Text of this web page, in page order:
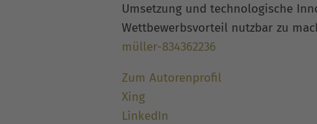
Umsetzung und technologische
Wettbewerbsvorteil nutzbar zu
müller-834362236
Zum Autorenprofil
Xing
LinkedIn